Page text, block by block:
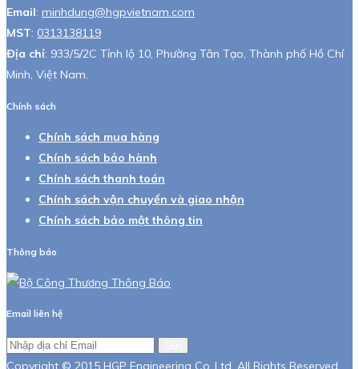
Email: minhdung@hgpvietnam.com
MST: 0313138119
Địa chỉ: 933/5/2C Tỉnh lộ 10, Phường Tân Tạo, Thành phố Hồ Chí
Minh, Việt Nam.
Chính sách
Chính sách mua hàng
Chính sách bảo hành
Chính sách thanh toán
Chính sách vận chuyển và giao nhận
Chính sách bảo mật thông tin
Thông báo
Email liên hệ
Copyright © 2015 HGP Engineering Co.,Ltd. All Rights Reserved